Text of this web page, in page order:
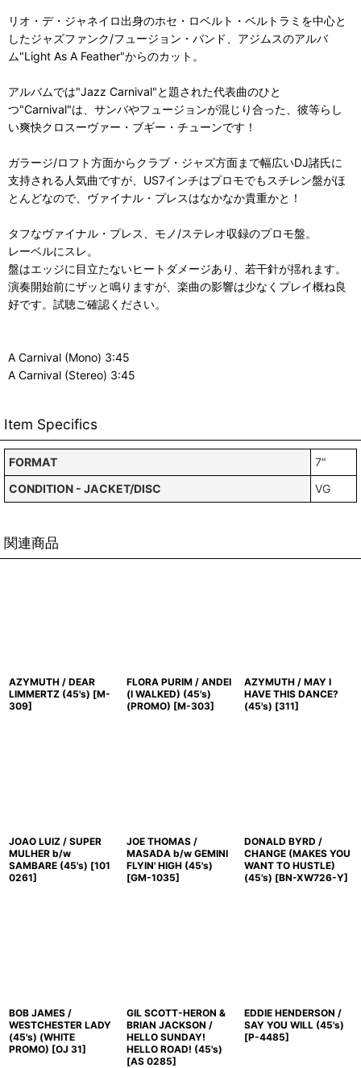
リオ・デ・ジャネイロ出身のホセ・ロベルト・ベルトラミを中心と
したジャズファンク/フュージョン・バンド、アジムスのアルバ
ム"Light As A Feather"からのカット。
アルバムでは"Jazz Carnival"と題された代表曲のひと
つ"Carnival"は、サンバやフュージョンが混じり合った、彼等らし
い爽快クロスーヴァー・ブギー・チューンです！
ガラージ/ロフト方面からクラブ・ジャズ方面まで幅広いDJ諸氏に
支持される人気曲ですが、US7インチはプロモでもスチレン盤がほ
とんどなので、ヴァイナル・プレスはなかなか貴重かと！
タフなヴァイナル・プレス、モノ/ステレオ収録のプロモ盤。
レーベルにスレ。
盤はエッジに目立たないヒートダメージあり、若干針が揺れます。
演奏開始前にザッと鳴りますが、楽曲の影響は少なくプレイ概ね良
好です。試聴ご確認ください。
A Carnival (Mono) 3:45
A Carnival (Stereo) 3:45
Item Specifics
FORMAT
7"
CONDITION - JACKET/DISC
VG
関連商品
AZYMUTH / DEAR
LIMMERTZ (45's) [M-
309]
FLORA PURIM / ANDEI
(I WALKED) (45's)
(PROMO) [M-303]
AZYMUTH / MAY I
HAVE THIS DANCE?
(45's) [311]
JOAO LUIZ / SUPER
MULHER b/w
SAMBARE (45's) [101
0261]
JOE THOMAS /
MASADA b/w GEMINI
FLYIN' HIGH (45's)
[GM-1035]
DONALD BYRD /
CHANGE (MAKES YOU
WANT TO HUSTLE)
(45's) [BN-XW726-Y]
BOB JAMES /
WESTCHESTER LADY
(45's) (WHITE
PROMO) [OJ 31]
GIL SCOTT-HERON &
BRIAN JACKSON /
HELLO SUNDAY!
HELLO ROAD! (45's)
[AS 0285]
EDDIE HENDERSON /
SAY YOU WILL (45's)
[P-4485]